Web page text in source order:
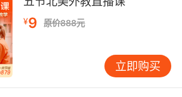
和坏的、冷的和热的、价值高的
行和禁止通行、好吃的和不好吃
色，好处显然易见，比如让孩子
潜在的危险、学会遵守规则、发
值判断、选择、推理、整体观和
¥9 原价888元
立即购买